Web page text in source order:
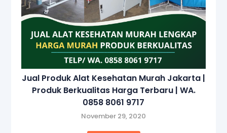
Jual Produk Alat Kesehatan Murah Jakarta |
Produk Berkualitas Harga Terbaru | WA.
0858 8061 9717
November 29, 2020